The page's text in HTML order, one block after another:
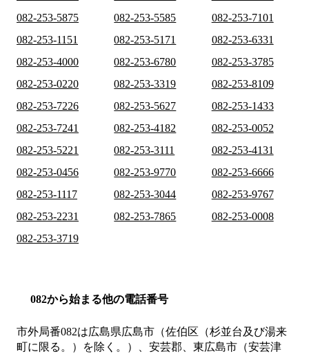
082-253-5875
082-253-5585
082-253-7101
082-253-1151
082-253-5171
082-253-6331
082-253-4000
082-253-6780
082-253-3785
082-253-0220
082-253-3319
082-253-8109
082-253-7226
082-253-5627
082-253-1433
082-253-7241
082-253-4182
082-253-0052
082-253-5221
082-253-3111
082-253-4131
082-253-0456
082-253-9770
082-253-6666
082-253-1117
082-253-3044
082-253-9767
082-253-2231
082-253-7865
082-253-0008
082-253-3719
082から始まる他の電話番号
市外局番082は広島県広島市（佐伯区（杉並台及び湯来
町に限る。）を除く。）、安芸郡、東広島市（安芸津